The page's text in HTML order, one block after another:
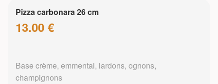
Pizza carbonara 26 cm
13.00 €
Base crème, emmental, lardons, ognons,
champignons